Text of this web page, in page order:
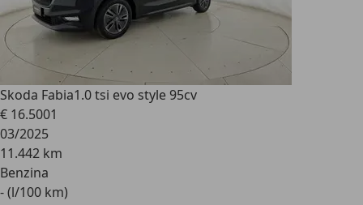
Skoda Fabia1.0 tsi evo style 95cv
€ 16.5001
03/2025
11.442 km
Benzina
- (l/100 km)